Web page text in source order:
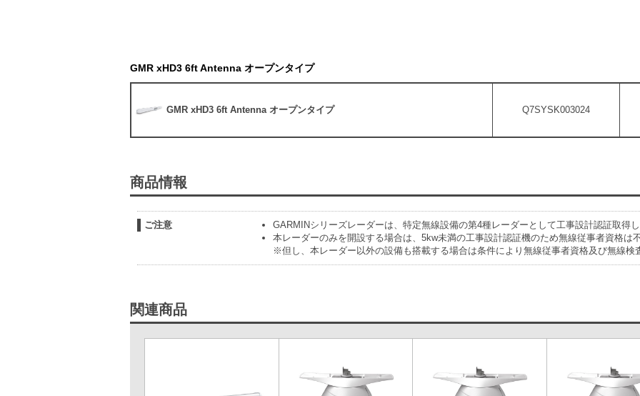
GMR xHD3 6ft Antenna オープンタイプ
GMR xHD3 6ft Antenna オープンタイプ Q7SYSK003024
商品情報
ご注意
GARMINシリーズレーダーは、特定無線設備の第4種レーダーとして工事設計認証取得
本レーダーのみを開設する場合は、5kw未満の工事設計認証機のため無線従事者資格は
※但し、本レーダー以外の設備も搭載する場合は条件により無線従事者資格及び無線検
関連商品